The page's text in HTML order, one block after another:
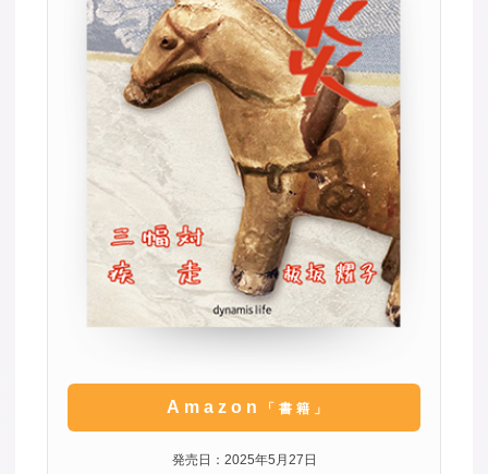
Amazon 「書籍」
発売日：2025年5月27日